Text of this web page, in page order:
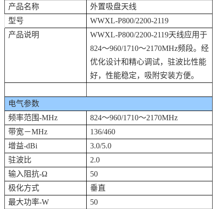
产品名称
外置吸盘天线
型号
WWXL-P800/2200-2119
产品说明
WWXL-P800/2200-2119天线应用于
824～960/1710～2170MHz频段。经
优化设计和精心调试，驻波比性能
好，性能稳定，吸附安装方便。
电气参数
频率范围-MHz
824～960/1710～2170MHz
带宽－MHz
136/460
增益-dBi
3.0/5.0
驻波比
2.0
输入阻抗-Ω
50
极化方式
垂直
最大功率-W
50